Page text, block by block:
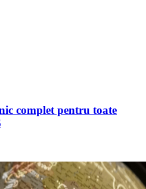
complet pentru toate